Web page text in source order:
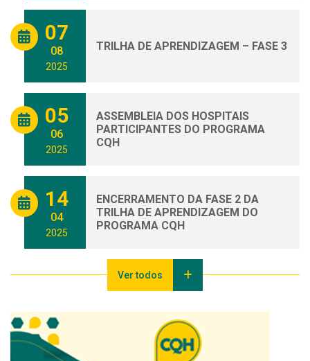
07
08
2025
TRILHA DE APRENDIZAGEM – FASE 3
05
06
2025
ASSEMBLEIA DOS HOSPITAIS
PARTICIPANTES DO PROGRAMA
CQH
14
04
2025
ENCERRAMENTO DA FASE 2 DA
TRILHA DE APRENDIZAGEM DO
PROGRAMA CQH
Ver todos